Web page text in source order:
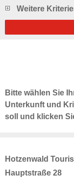
Weitere
Bitte wählen Sie
Unterkunft und
soll und klicken
Hotzenwald
Hauptstraße 28